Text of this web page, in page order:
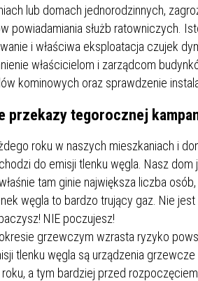
lub domach jednorodzinnych,
powiadamiania służb ratowniczych.
i właściwa eksploatacja czujek
właścicielom i zarządcom
kominowych oraz sprawdzenie
przekazy tegorocznej
roku w naszych mieszkaniach i
do emisji tlenku węgla. Nasz
tam ginie największa liczba
węgla to bardzo trujący gaz. Nie
NIE poczujesz!
grzewczym wzrasta ryzyko
tlenku węgla są urządzenia
roku, a tym bardziej przed